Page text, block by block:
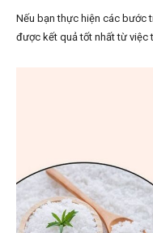
Nếu bạn thực hiện các bước
được kết quả tốt nhất từ việc